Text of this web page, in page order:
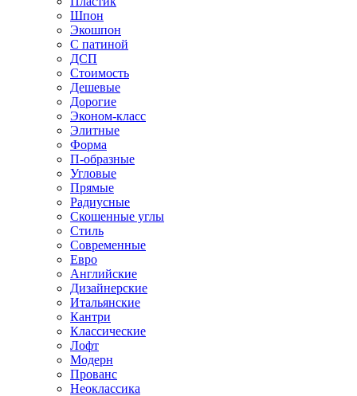
Шпон
Экошпон
С патиной
ДСП
Стоимость
Дешевые
Дорогие
Эконом-класс
Элитные
Форма
П-образные
Угловые
Прямые
Радиусные
Скошенные углы
Стиль
Современные
Евро
Английские
Дизайнерские
Итальянские
Кантри
Классические
Лофт
Модерн
Прованс
Неоклассика